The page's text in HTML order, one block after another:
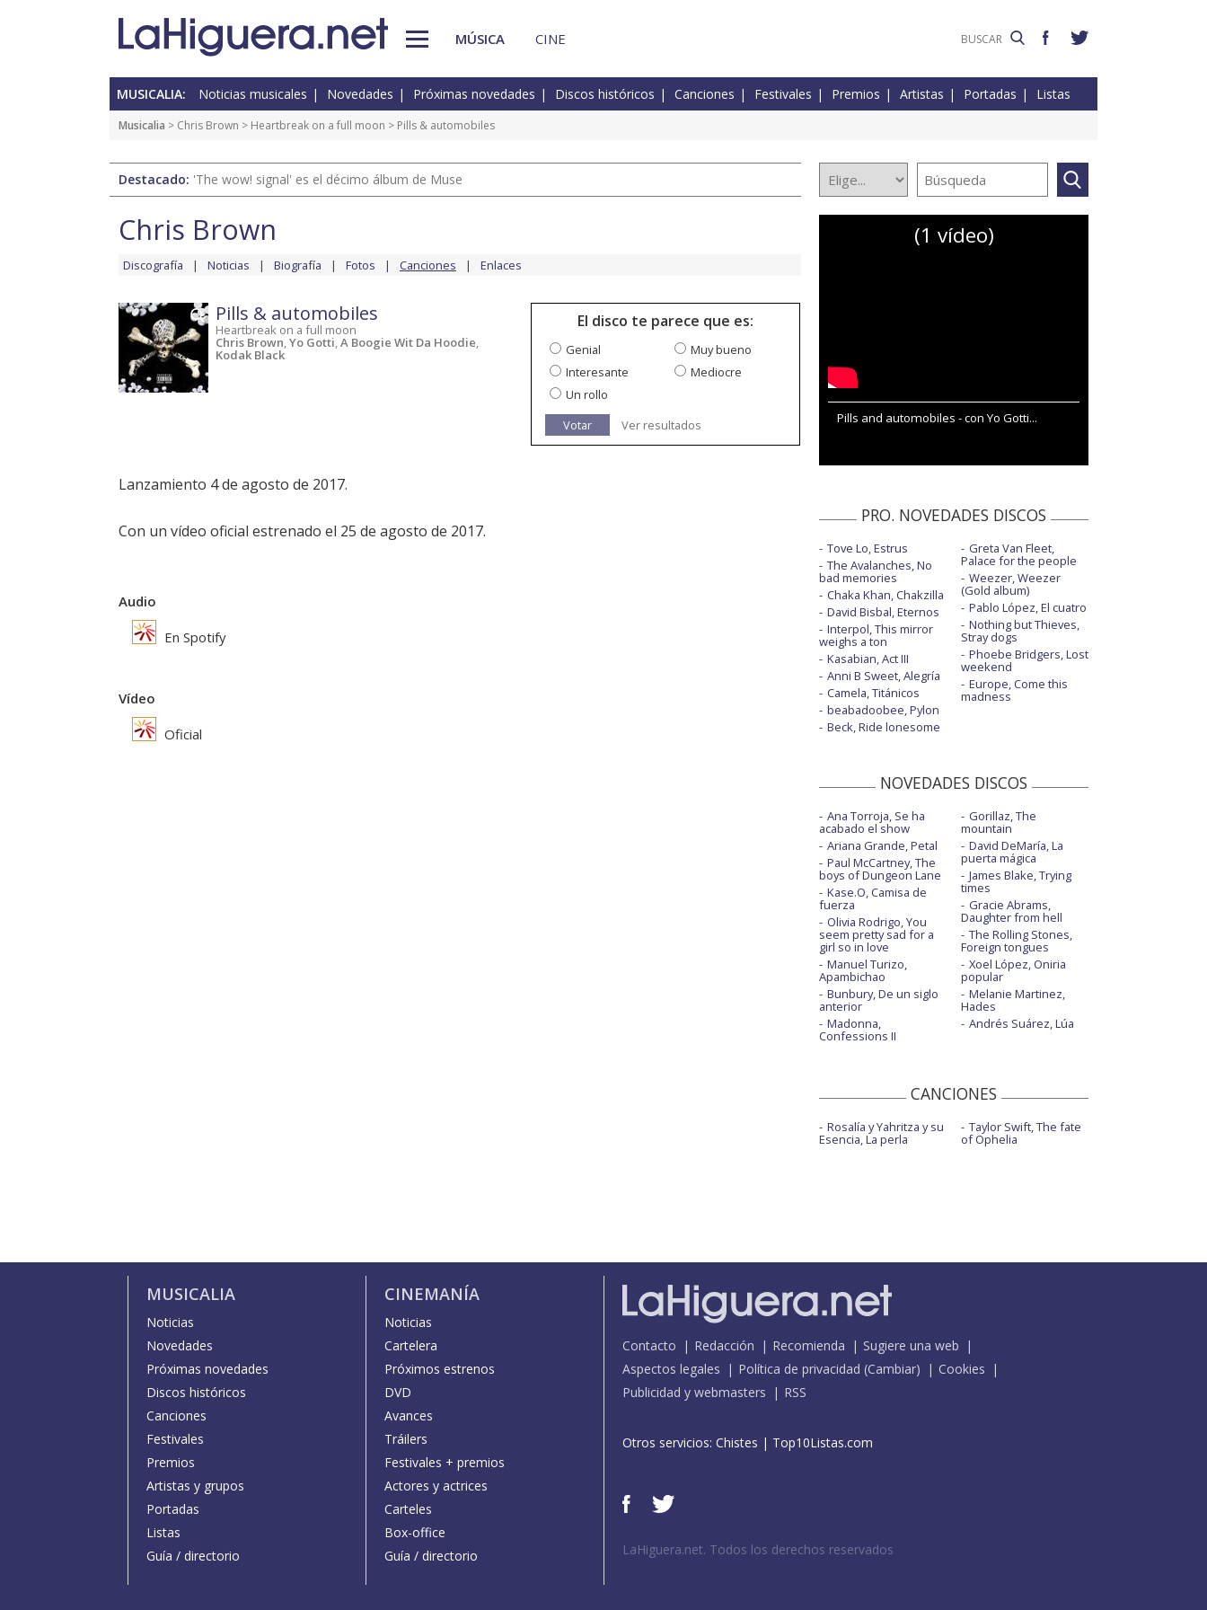
MÚSICA CINE
MUSICALIA: Noticias musicales Novedades Próximas novedades Discos históricos Canciones Festivales Premios Artistas Portadas Listas
Musicalia > Chris Brown > Heartbreak on a full moon > Pills & automobiles
Destacado: 'The wow! signal' es el décimo álbum de Muse
Chris Brown
Discografía Noticias Biografía Fotos Canciones Enlaces
Pills & automobiles
Heartbreak on a full moon
Chris Brown,Yo Gotti,A Boogie Wit Da Hoodie,
Kodak Black
El disco te parece que es:
Genial
Muy bueno
Interesante
Mediocre
Un rollo
Votar
Ver resultados
Lanzamiento 4 de agosto de 2017.
Con un vídeo oficial estrenado el 25 de agosto de 2017.
Audio
En Spotify
Vídeo
Oficial
(1 vídeo)
Pills and automobiles - con Yo Gotti...
PRO. NOVEDADES DISCOS
Tove Lo, Estrus
The Avalanches, No
bad memories
Chaka Khan, Chakzilla
David Bisbal, Eternos
Interpol, This mirror
weighs a ton
Kasabian, Act III
Anni B Sweet, Alegría
Camela, Titánicos
beabadoobee, Pylon
Beck, Ride lonesome
Greta Van Fleet,
Palace for the people
Weezer, Weezer
(Gold album)
Pablo López, El cuatro
Nothing but Thieves,
Stray dogs
Phoebe Bridgers, Lost
weekend
Europe, Come this
madness
NOVEDADES DISCOS
Ana Torroja, Se ha
acabado el show
Ariana Grande, Petal
Paul McCartney, The
boys of Dungeon Lane
Kase.O, Camisa de
fuerza
Olivia Rodrigo, You
seem pretty sad for a
girl so in love
Manuel Turizo,
Apambichao
Bunbury, De un siglo
anterior
Madonna,
Confessions II
Gorillaz, The
mountain
David DeMaría, La
puerta mágica
James Blake, Trying
times
Gracie Abrams,
Daughter from hell
The Rolling Stones,
Foreign tongues
Xoel López, Oniria
popular
Melanie Martinez,
Hades
Andrés Suárez, Lúa
CANCIONES
Rosalía y Yahritza y su
Esencia, La perla
Taylor Swift, The fate
of Ophelia
MUSICALIA
Noticias
Novedades
Próximas novedades
Discos históricos
Canciones
Festivales
Premios
Artistas y grupos
Portadas
Listas
Guía / directorio
CINEMANÍA
Noticias
Cartelera
Próximos estrenos
DVD
Avances
Tráilers
Festivales + premios
Actores y actrices
Carteles
Box-office
Guía / directorio
Contacto Redacción Recomienda
Sugiere una web
Aspectos legales
Política de privacidad (Cambiar)
Cookies
Publicidad y webmasters
RSS
Otros servicios: Chistes | Top10Listas.com
LaHiguera.net. Todos los derechos reservados